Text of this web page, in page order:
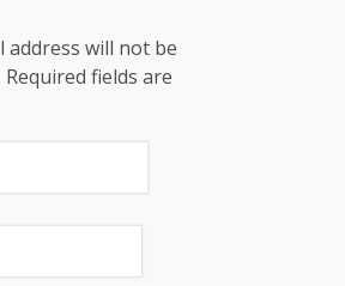
address will not be
fields are